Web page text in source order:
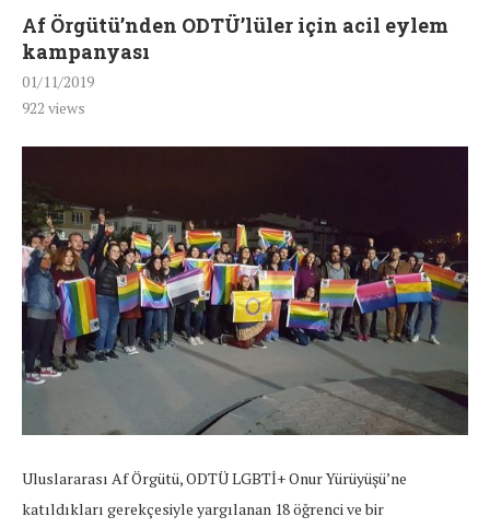
Af Örgütü’nden ODTÜ’lüler için acil eylem
kampanyası
01/11/2019
922 views
Uluslararası Af Örgütü, ODTÜ LGBTİ+ Onur Yürüyüşü’ne
katıldıkları gerekçesiyle yargılanan 18 öğrenci ve bir